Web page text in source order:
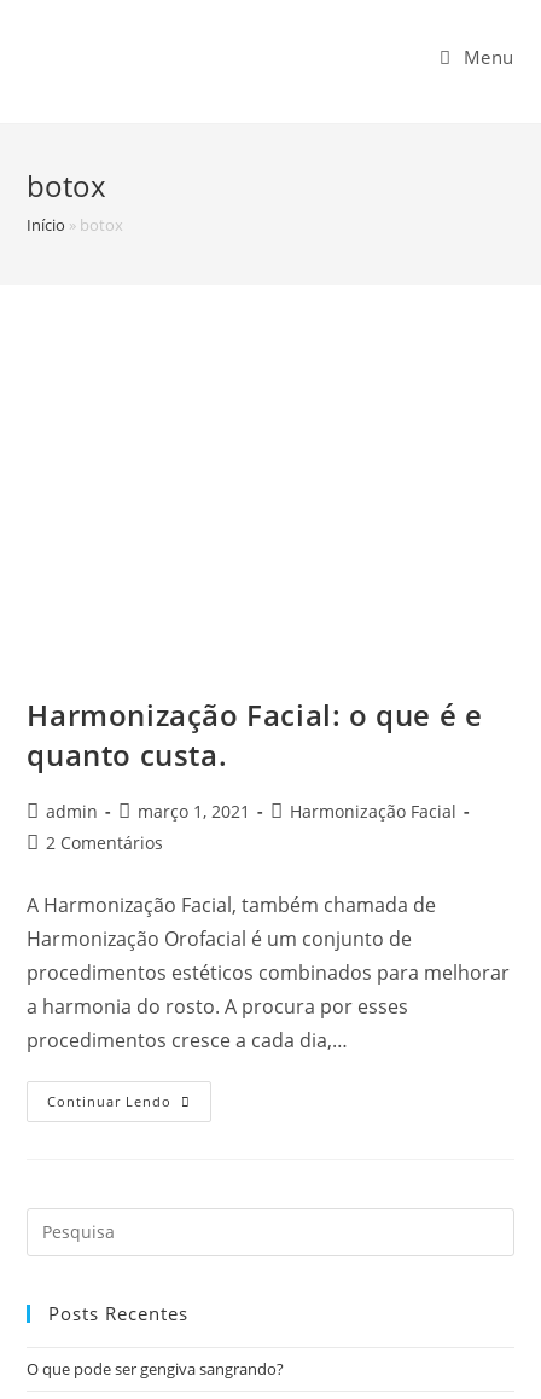
Menu
botox
Início » botox
Harmonização Facial: o que é e
quanto custa.
admin março 1, 2021
Harmonização Facial
2 Comentários
A Harmonização Facial, também chamada de
Harmonização Orofacial é um conjunto de
procedimentos estéticos combinados para melhorar
a harmonia do rosto. A procura por esses
procedimentos cresce a cada dia,…
Continuar Lendo
Posts Recentes
O que pode ser gengiva sangrando?